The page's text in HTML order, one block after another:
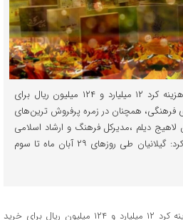
گیلانیان در طرح پائیزه کتاب با هزینه کرد ۱۲ میلیارد و ۱۲۴ میلیون ریال برای
فرهنگی، همچنان در زمره پرفروش ترین‌های
لاهیج دیلم ،مدیرکل فرهنگ و ارشاد اسلامی
گیلان ضمن اعلام این خبر بیان کرد: گیلانیان طی روزهای ۲۹ آبان ماه تا سوم
گیلانیان در طرح پائیزه کتاب با هزینه کرد ۱۲ میلیارد و ۱۲۴ میلیون ریال برای خرید